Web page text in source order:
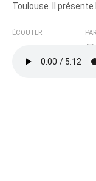
Toulouse. Il
ÉCOUTER